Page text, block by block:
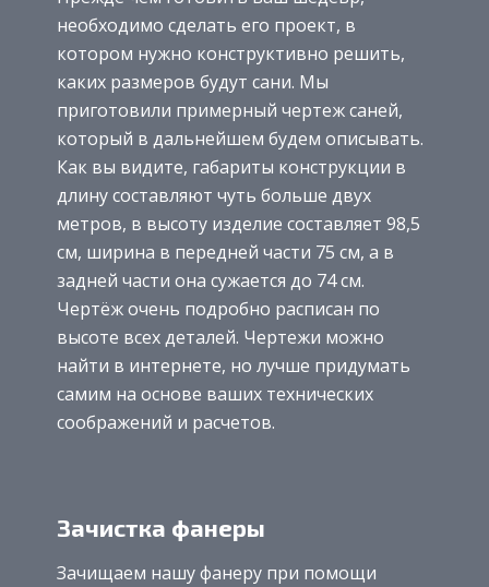
необходимо сделать его проект, в
котором нужно конструктивно решить,
каких размеров будут сани. Мы
приготовили примерный чертеж саней,
который в дальнейшем будем описывать.
Как вы видите, габариты конструкции в
длину составляют чуть больше двух
метров, в высоту изделие составляет 98,5
см, ширина в передней части 75 см, а в
задней части она сужается до 74 см.
Чертёж очень подробно расписан по
высоте всех деталей. Чертежи можно
найти в интернете, но лучше придумать
самим на основе ваших технических
соображений и расчетов.
Зачистка фанеры
Зачищаем нашу фанеру при помощи